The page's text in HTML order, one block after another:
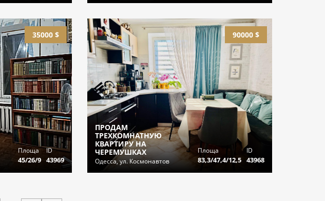
35000 $
Площа
45/26/9
ID
43969
90000 $
ПРОДАМ
ТРЕХКОМНАТНУЮ
КВАРТИРУ НА
ЧЕРЕМУШКАХ
Одесса, ул. Космонавтов
Площа
83,3/47,4/12,5
ID
43968